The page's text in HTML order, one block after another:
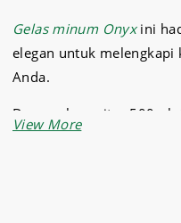
Gelas minum Onyx ini
elegan untuk melengkapi
Anda.
Dengan kapasitas 500ml,
menampung air atau